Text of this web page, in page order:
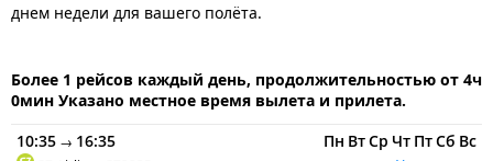
днем недели для вашего полёта.
Более 1 рейсов каждый день, продолжительностью от 4ч
0мин Указано местное время вылета и прилета.
10:35 → 16:35 Пн ВтСр Чт ПтСб Вс